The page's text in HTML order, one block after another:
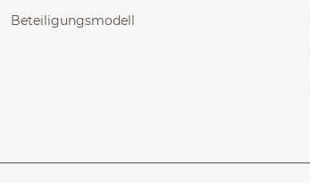
Beteiligungsmodell